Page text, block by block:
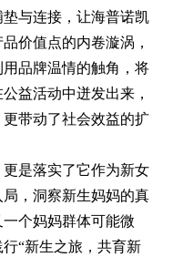
与连接，让海普诺凯
价值点的内卷漩涡，
品牌温情的触角，将
益活动中迸发出来，
带动了社会效益的扩
是落实了它作为新女
，洞察新生妈妈的真
个妈妈群体可能微
“新生之旅，共育新